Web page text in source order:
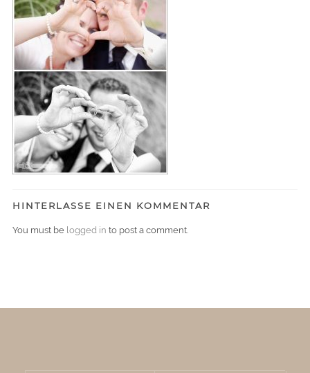
HINTERLASSE EINEN KOMMENTAR
You must be logged in to post a comment.